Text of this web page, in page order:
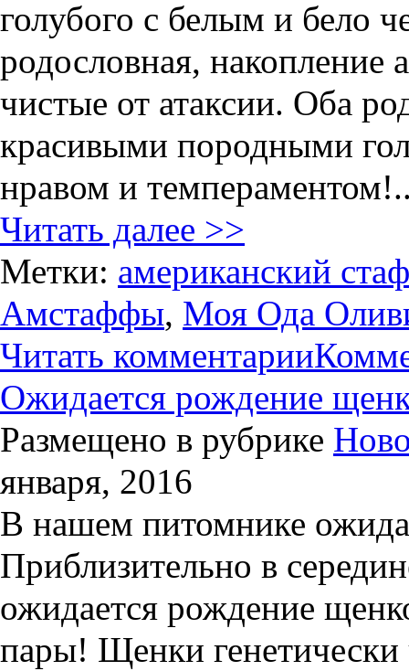
голубого с белым и бело
родословная, накопление
чистые от атаксии. Оба
красивыми породными
нравом и
Читать далее >>
Метки: американский
Амстаффы, Моя Ода
Читать комментарии
Ожидается рождение
Размещено в рубрике
января, 2016
В нашем питомнике
Приблизительно в
ожидается рождение
пары! Щенки генетически